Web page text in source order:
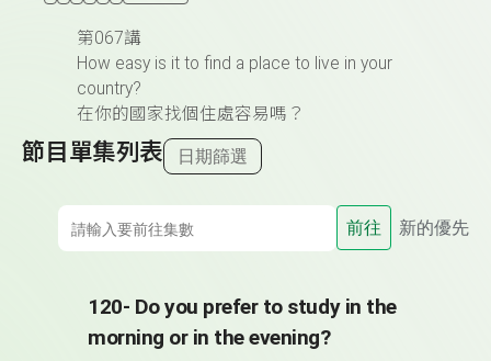
第067講
How easy is it to find a place to live in your
country?
在你的國家找個住處容易嗎？
節目單集列表 日期篩選
前往 新的優先
120- Do you prefer to study in the
morning or in the evening?